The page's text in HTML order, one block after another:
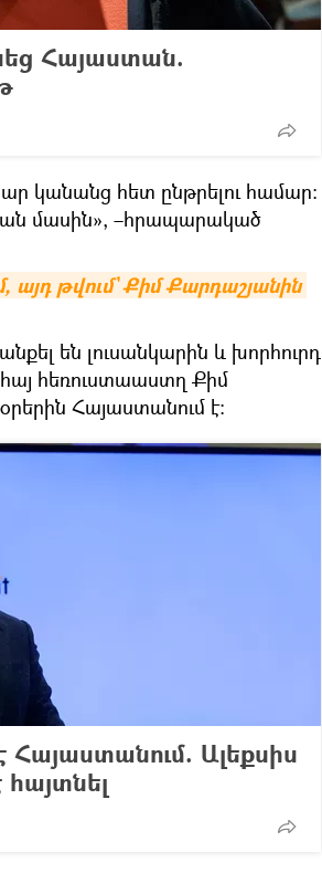
Հայաստան.
կանանց հետ ընթրելու համար։
մասին», –հրապարակած
այդ թվում` Քիմ Քարդաշյանին
են լուսանկարին և խորհուրդ
հեռուստաաստղ Քիմ
Հայաստանում է։
Ալեքսիս